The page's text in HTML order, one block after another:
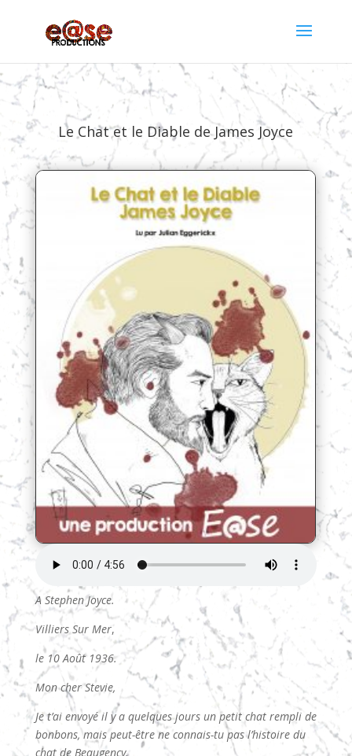
Le Chat et le Diable de James Joyce
A Stephen Joyce.
Villiers Sur Mer,
le 10 Août 1936.
Mon cher Stevie,
Je t’ai envoyé il y a quelques jours un petit chat rempli de
bonbons, mais peut-être ne connais-tu pas l’histoire du
chat de Beaugency.